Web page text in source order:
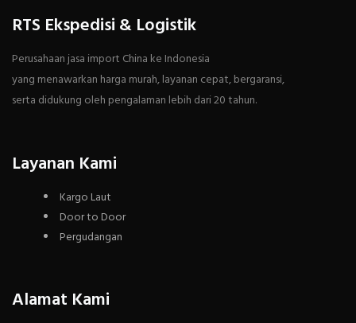
RTS Ekspedisi & Logistik
Perusahaan jasa import China ke Indonesia
yang menawarkan harga murah, layanan cepat, bergaransi,
serta didukung oleh pengalaman lebih dari 20 tahun.
Layanan Kami
Kargo Laut
Door to Door
Pergudangan
Alamat Kami